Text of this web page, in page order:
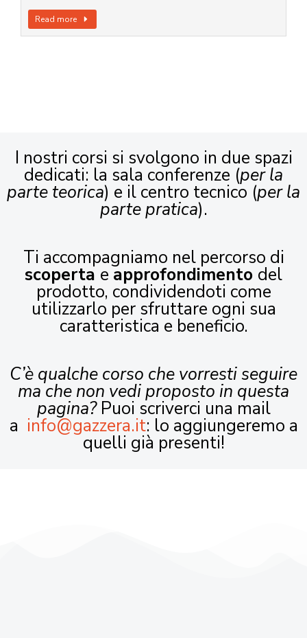
Read more
I nostri corsi si svolgono in due spazi
dedicati: la sala conferenze (per la
parte teorica) e il centro tecnico (per la
parte pratica).
Ti accompagniamo nel percorso di
scoperta e approfondimento del
prodotto, condividendoti come
utilizzarlo per sfruttare ogni sua
caratteristica e beneficio.
C’è qualche corso che vorresti seguire
ma che non vedi proposto in questa
pagina?Puoi scriverci una mail
a info@gazzera.it: lo aggiungeremo a
quelli già presenti!